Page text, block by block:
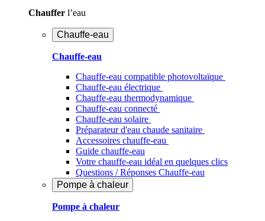
Chauffer l’eau
Chauffe-eau
Chauffe-eau
Chauffe-eau compatible photovoltaïque
Chauffe-eau électrique
Chauffe-eau thermodynamique
Chauffe-eau connecté
Chauffe-eau solaire
Préparateur d'eau chaude sanitaire
Accessoires chauffe-eau
Guide chauffe-eau
Votre chauffe-eau idéal en quelques clics
Questions / Réponses Chauffe-eau
Pompe à chaleur
Pompe à chaleur